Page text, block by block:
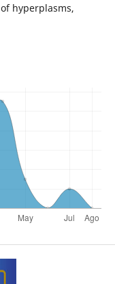
hyperplasms,